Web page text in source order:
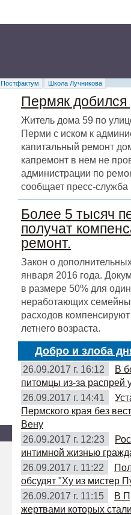
Постфактум Школа Лучникова
Пермяк добился
Житель дома 59 по
Перми с иском к
капитальный ремонт
капремонт в нем не
администрации по
сообщает пресс-служба
Более 5 тысяч
получат
ремонт.
Закон о
января 2016 года.
в размере 50% для
неработающих
расходов
летнего возраста.
Добро и злоба
26.09.2017 г. 16:12
В
питомцы из-за распрей
26.09.2017 г. 14:41
Пермского края без
Вену
26.09.2017 г. 12:23
интимной жизнью
26.09.2017 г. 11:22
обсудят "Ху из мистер
26.09.2017 г. 11:15
В
жертвами которых